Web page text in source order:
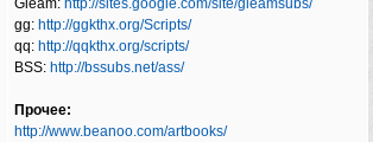
Gleam: http://sites.google.com/site/gleamsubs/
gg: http://ggkthx.org/Scripts/
qq: http://qqkthx.org/scripts/
BSS: http://bssubs.net/ass/
Прочее:
http://www.beanoo.com/artbooks/